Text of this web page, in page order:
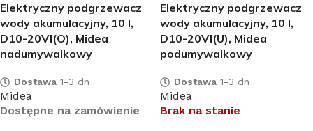
Elektryczny podgrzewacz
wody akumulacyjny, 10 l,
D10-20VI(O), Midea
nadumywalkowy
Dostawa 1-3 dn
Midea
Dostępne na zamówienie
Elektryczny podgrzewacz
wody akumulacyjny, 10 l,
D10-20VI(U), Midea
podumywalkowy
Dostawa 1-3 dn
Midea
Brak na stanie